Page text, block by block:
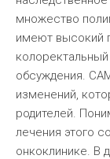
множество
имеют высокий
обсуждения.
изменений,
родителей.
лечения этого
онкоклинике. В